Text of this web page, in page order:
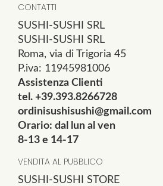
CONTATTI
SUSHI-SUSHI SRL
SUSHI-SUSHI SRL
Roma, via di Trigoria 45
P.iva: 11945981006
Assistenza Clienti
tel. +39.393.8266728
ordinisushisushi@gmail.com
Orario: dal lun al ven
8-13 e 14-17
VENDITA AL PUBBLICO
SUSHI-SUSHI STORE